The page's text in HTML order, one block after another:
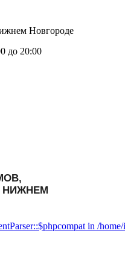
Новгороде
до 20:00
in /